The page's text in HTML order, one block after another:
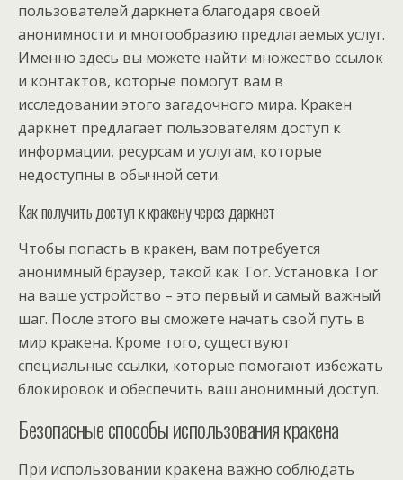
пользователей даркнета благодаря своей
анонимности и многообразию предлагаемых услуг.
Именно здесь вы можете найти множество ссылок
и контактов, которые помогут вам в
исследовании этого загадочного мира. Кракен
даркнет предлагает пользователям доступ к
информации, ресурсам и услугам, которые
недоступны в обычной сети.
Как получить доступ к кракену через даркнет
Чтобы попасть в кракен, вам потребуется
анонимный браузер, такой как Tor. Установка Tor
на ваше устройство – это первый и самый важный
шаг. После этого вы сможете начать свой путь в
мир кракена. Кроме того, существуют
специальные ссылки, которые помогают избежать
блокировок и обеспечить ваш анонимный доступ.
Безопасные способы использования кракена
При использовании кракена важно соблюдать